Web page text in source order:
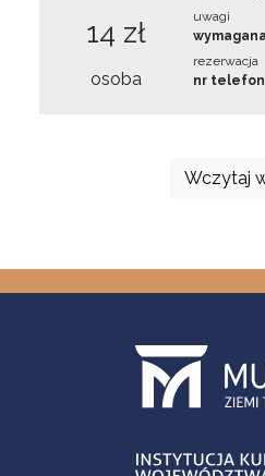
14 zł
osoba
uwagi
rezerwacja
nr
Wczytaj